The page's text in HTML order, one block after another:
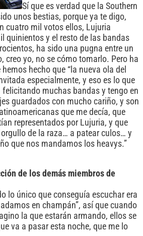
Sí que es verdad que la Southern
unos bestias, porque ya te digo,
cuatro mil votos ellos, Lujuria
quinientos y el resto de las bandas
ha sido una pugna entre un
creo yo, no se cómo tomarlo. Pero ha
hecho que “la nueva ola del
especialmente, y eso es lo que
muchas bandas y tengo en
guardados con mucho cariño, y son
que me decía, que
representados por Lujuria, y que
de la raza… a patear culos… y
que nos mandamos los heavys.”
de los demás miembros de
lo único que conseguía escuchar era
en champán”, así que cuando
la que estarán armando, ellos se
va a pasar esta noche, que me lo